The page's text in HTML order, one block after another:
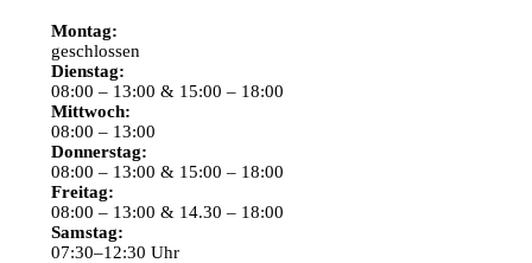
Montag:
geschlossen
Dienstag:
08:00 – 13:00 & 15:00 – 18:00
Mittwoch:
08:00 – 13:00
Donnerstag:
08:00 – 13:00 & 15:00 – 18:00
Freitag:
08:00 – 13:00 & 14.30 – 18:00
Samstag:
07:30–12:30 Uhr